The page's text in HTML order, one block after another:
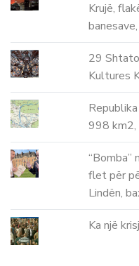
Krujë,
29
Kultures
998 km2,
“Bomba”
flet për
Lindën,
Ka një